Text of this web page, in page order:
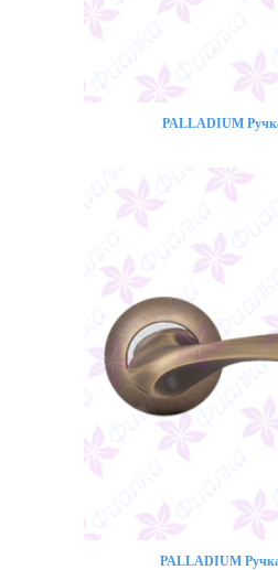
PALLADIUM
PALLADIUM